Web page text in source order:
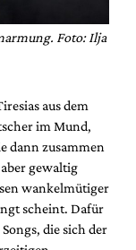
Foto: Ilja
aus dem
im Mund,
dann zusammen
gewaltig
wankelmütiger
scheint. Dafür
die sich der